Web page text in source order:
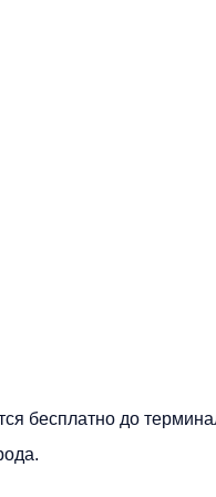
бесплатно до